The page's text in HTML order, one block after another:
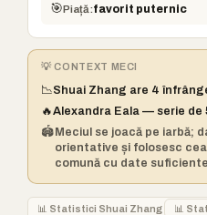
🎯Piață:favorit puternic
💡 CONTEXT MECI
📉Shuai Zhang are 4
🔥Alexandra Eala — serie de
🏟️ Meciul se joacă pe iarbă;
orientative și folosesc
comună cu date
📊 Statistici Shuai Zhang 📊